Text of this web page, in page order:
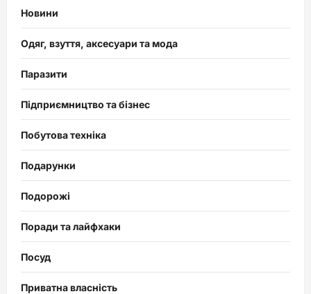
Новини
Одяг, взуття, аксесуари та мода
Паразити
Підприємництво та бізнес
Побутова техніка
Подарунки
Подорожі
Поради та лайфхаки
Посуд
Приватна власність